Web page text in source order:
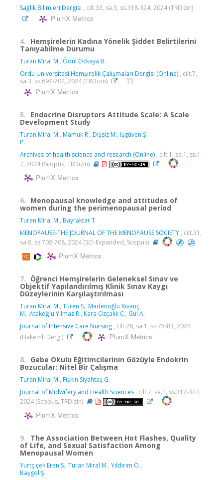
Sağlık Bilimleri Dergisi , cilt.33, sa.3, ss.318-324, 2024 (TRDizin)
PlumX Metrics
4. Hemşirelerin Kadına Yönelik Şiddet Belirtilerini
Tanıyabilme Durumu
Turan Miral M., Ödül Özkaya B.
Ordu Üniversitesi Hemşirelik Çalışmaları Dergisi (Online) , cilt.7,
sa.3, ss.697-704, 2024 (TRDizin)
PlumX Metrics
5. Endocrine Disruptors Attitude Scale: A Scale
Development Study
Turan Miral M., Mamuk R., Dişsiz M., Işgüven Ş.
P.
Archives of health science and research (Online) , cilt.1, sa.1, ss.1-
7, 2024 (Scopus, TRDizin)
PlumX Metrics
6. Menopausal knowledge and attitudes of
women during the perimenopausal period
Turan Miral M., Bayraktar T.
MENOPAUSE-THE JOURNAL OF THE MENOPAUSE SOCIETY , cilt.31,
sa.8, ss.702-708, 2024 (SCI-Expanded, Scopus)
PlumX Metrics
7. Öğrenci Hemşirelerin Geleneksel Sınav ve
Objektif Yapılandırılmış Klinik Sınav Kaygı
Düzeylerinin Karşılaştırılması
Turan Miral M., Türen S., Madenoğlu Kıvanç
M., Atakoğlu Yılmaz R., Kara Özçalık C., Gül A.
Journal of Intensive Care Nursing , cilt.28, sa.1, ss.75-83, 2024
(Hakemli Dergi)
PlumX Metrics
8. Gebe Okulu Eğitimcilerinin Gözüyle Endokrin
Bozucular: Nitel Bir Çalışma
Turan Miral M., Fışkın Siyahtaş G.
Journal of Midwifery and Health Sciences , cilt.7, sa.1, ss.317-327,
2024 (Scopus, TRDizin)
PlumX Metrics
9. The Association Between Hot Flashes, Quality
of Life, and Sexual Satisfaction Among
Menopausal Women
Yurtçiçek Eren S., Turan Miral M., Yıldırım Ö.,
Başgöl Ş.